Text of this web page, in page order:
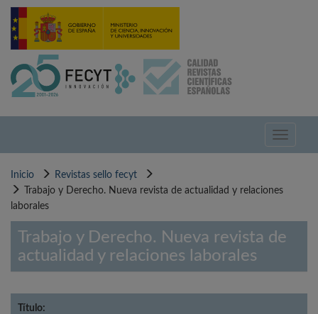
Pasar
contenido
Toggle
Inicio
Revistas sello fecyt
Trabajo y Derecho. Nueva revista de actualidad y relaciones
laborales
Trabajo y Derecho. Nueva revista de
actualidad y relaciones laborales
Título: